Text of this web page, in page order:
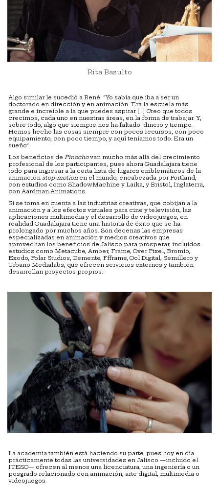
Rita Basulto
Algo similar le sucedió a René: “Yo sabía que iba a ser un
doctorado en dirección y en animación. Era la escuela más
grande e increíble a la que puedes aspirar […] Creo que todos
crecimos, cada uno en nuestras áreas, en la forma de trabajar. Y,
sobre todo, algo que siempre nos ha faltado: dinero y tiempo.
Hemos hecho las cosas siempre con pocos recursos, con poco
equipamiento, con poco tiempo, y aquí teníamos todo. Era un
sueño”.
Los beneficios de Pinochovan mucho más allá del crecimiento
profesional de los participantes, pues ahora Guadalajara tiene
todo para ingresar a la corta lista de lugares emblemáticos de la
animación stop-motion en el mundo, encabezada por Portland,
con estudios como ShadowMachine y Laika, y Bristol, Inglaterra,
con Aardman Animations.
Si se toma en cuenta a las industrias creativas, que cobijan a la
animación y a los efectos visuales para cine y televisión, las
aplicaciones multimedia y el desarrollo de videojuegos, en
realidad Guadalajara tiene una historia de éxito que se ha
prolongado por muchos años. Son decenas las empresas
especializadas en animación y medios creativos que
aprovechan los beneficios de Jalisco para prosperar, incluidos
estudios como Metacube, Amber, Frame, Over Pixel, Bromio,
Exodo, Polar Studios, Demente, Ffframe, Ool Digital, Semillero y
Urbano Medialabs, que ofrecen servicios externos y también
desarrollan proyectos propios.
La academia también está haciendo su parte, pues hoy en día
prácticamente todas las universidades en Jalisco —incluido el
ITESO— ofrecen al menos una licenciatura, una ingeniería o un
posgrado relacionado con animación, arte digital, multimedia o
videojuegos.